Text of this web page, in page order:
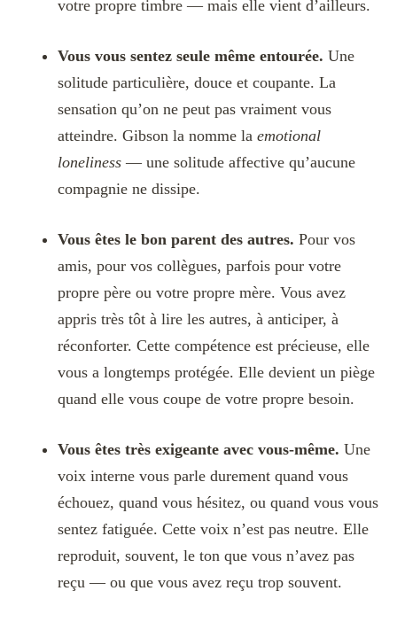
votre propre timbre — mais elle vient d’ailleurs.
Vous vous sentez seule même entourée. Une
solitude particulière, douce et coupante. La
sensation qu’on ne peut pas vraiment vous
atteindre. Gibson la nomme la emotional
loneliness — une solitude affective qu’aucune
compagnie ne dissipe.
Vous êtes le bon parent des autres. Pour vos
amis, pour vos collègues, parfois pour votre
propre père ou votre propre mère. Vous avez
appris très tôt à lire les autres, à anticiper, à
réconforter. Cette compétence est précieuse, elle
vous a longtemps protégée. Elle devient un piège
quand elle vous coupe de votre propre besoin.
Vous êtes très exigeante avec vous-même. Une
voix interne vous parle durement quand vous
échouez, quand vous hésitez, ou quand vous vous
sentez fatiguée. Cette voix n’est pas neutre. Elle
reproduit, souvent, le ton que vous n’avez pas
reçu — ou que vous avez reçu trop souvent.